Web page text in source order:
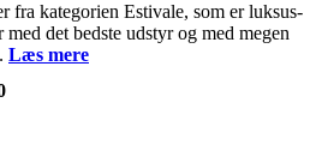
fra kategorien Estivale, som er luksus-
det bedste udstyr og med megen
Læs mere